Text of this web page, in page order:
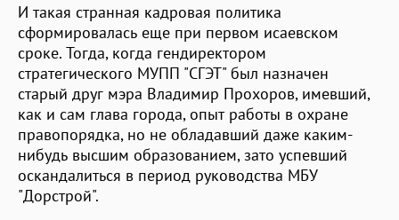
И такая странная кадровая политика
сформировалась еще при первом исаевском
сроке. Тогда, когда гендиректором
стратегического МУПП "СГЭТ" был назначен
старый друг мэра Владимир Прохоров, имевший,
как и сам глава города, опыт работы в охране
правопорядка, но не обладавший даже каким-
нибудь высшим образованием, зато успевший
оскандалиться в период руководства МБУ
"Дорстрой".